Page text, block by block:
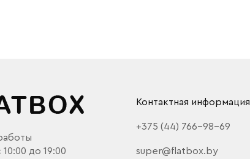
до 19:00
Контактная информация
+375 (44) 766-98-69
super@flatbox.by